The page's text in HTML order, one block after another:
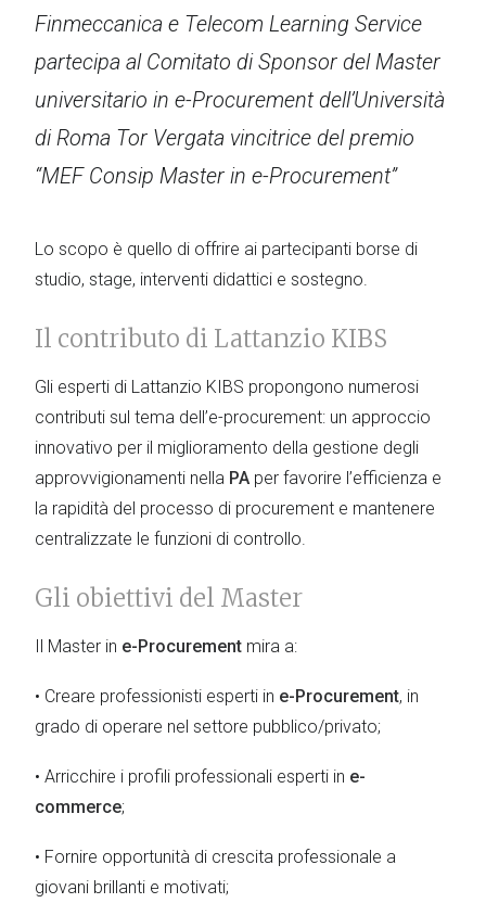
Finmeccanica e Telecom Learning Service
partecipa al Comitato di Sponsor del Master
universitario in e-Procurement dell’Università
di Roma Tor Vergata vincitrice del premio
“MEF Consip Master in e-Procurement”
Lo scopo è quello di offrire ai partecipanti borse di
studio, stage, interventi didattici e sostegno.
Il contributo di Lattanzio KIBS
Gli esperti di Lattanzio KIBS propongono numerosi
contributi sul tema dell’e-procurement: un approccio
innovativo per il miglioramento della gestione degli
approvvigionamenti nella PA per favorire l’efficienza e
la rapidità del processo di procurement e mantenere
centralizzate le funzioni di controllo.
Gli obiettivi del Master
Il Master in e-Procurement mira a:
• Creare professionisti esperti in e-Procurement, in
grado di operare nel settore pubblico/privato;
• Arricchire i profili professionali esperti in e-
commerce;
• Fornire opportunità di crescita professionale a
giovani brillanti e motivati;